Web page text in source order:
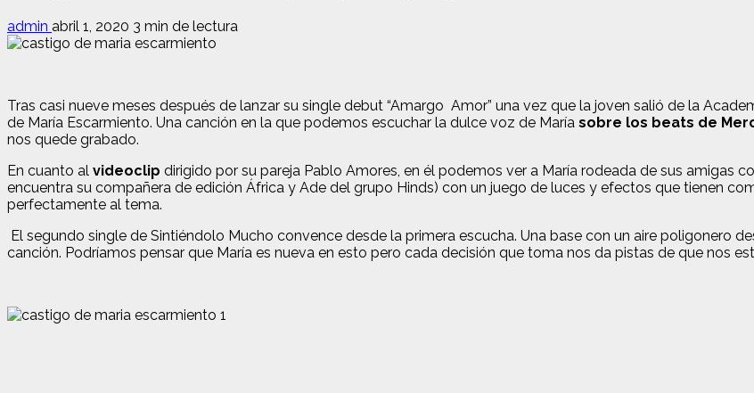
admin abril 1, 2020 3 min de lectura
Tras casi nueve meses después de lanzar su single debut “Amargo Amor” una vez que la joven salió de la
de María Escarmiento. Una canción en la que podemos escuchar la dulce voz de María sobre los beats de
nos quede grabado.
En cuanto al videoclip dirigido por su pareja Pablo Amores, en él podemos ver a María rodeada de sus amigas
encuentra su compañera de edición África y Ade del grupo Hinds) con un juego de luces y efectos que tienen
perfectamente al tema.
El segundo single de Sintiéndolo Mucho convence desde la primera escucha. Una base con un aire poligonero
canción. Podríamos pensar que María es nueva en esto pero cada decisión que toma nos da pistas de que nos